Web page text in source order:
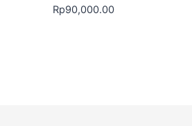
Rp90,000.00